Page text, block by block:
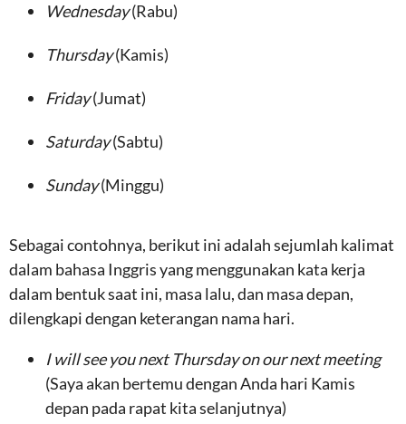
Wednesday(Rabu)
Thursday(Kamis)
Friday(Jumat)
Saturday(Sabtu)
Sunday(Minggu)
Sebagai contohnya, berikut ini adalah sejumlah kalimat
dalam bahasa Inggris yang menggunakan kata kerja
dalam bentuk saat ini, masa lalu, dan masa depan,
dilengkapi dengan keterangan nama hari.
I will see you next Thursday on our next meeting
(Saya akan bertemu dengan Anda hari Kamis
depan pada rapat kita selanjutnya)